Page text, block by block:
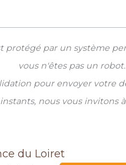
protégé par un système
vous n'êtes pas un robot.
pour envoyer votre
nous vous invitons
du Loiret